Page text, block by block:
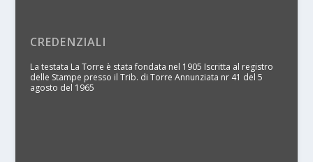
CREDENZIALI
La testata La Torre è stata fondata nel 1905 Iscritta al registro
delle Stampe presso il Trib. di Torre Annunziata nr 41 del 5
agosto del 1965